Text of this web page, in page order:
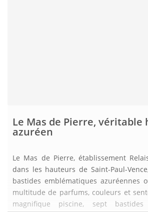
Le Mas de Pierre, véritable
azuréen
Le Mas de Pierre, établissement
dans les hauteurs de Saint-Paul-
bastides emblématiques azuréennes
multitude de parfums, couleurs et
magnifique piscine, sept